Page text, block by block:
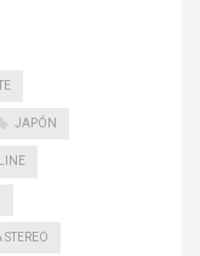
JAPÓN